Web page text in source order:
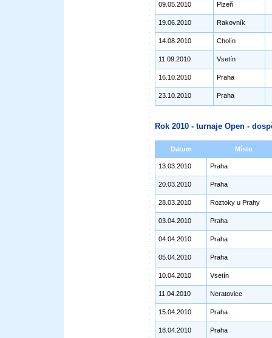
09.05.2010 Plzeň
19.06.2010 Rakovník
14.08.2010 Cholín
11.09.2010 Vsetín
16.10.2010 Praha
23.10.2010 Praha
Rok 2010 - turnaje Open -
Datum Místo
13.03.2010 Praha
20.03.2010 Praha
28.03.2010 Roztoky u Prahy
03.04.2010 Praha
04.04.2010 Praha
05.04.2010 Praha
10.04.2010 Vsetín
11.04.2010 Neratovice
15.04.2010 Praha
18.04.2010 Praha